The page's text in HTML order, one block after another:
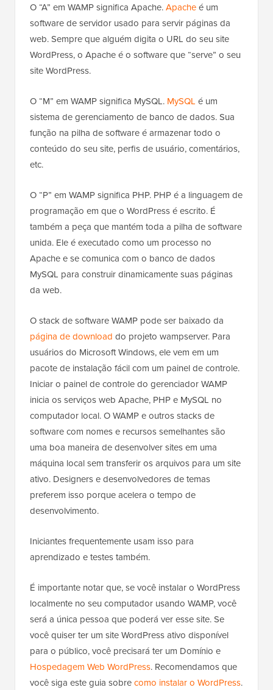
O “A” em WAMP significa Apache.Apacheé um
software de servidor usado para servir páginas da
web. Sempre que alguém digita o URL do seu site
WordPress, o Apache é o software que “serve” o seu
site WordPress.
O “M” em WAMP significa MySQL. MySQL é um
sistema de gerenciamento de banco de dados. Sua
função na pilha de software é armazenar todo o
conteúdo do seu site, perfis de usuário, comentários,
etc.
O “P” em WAMP significa PHP. PHP é a linguagem de
programação em que o WordPress é escrito. É
também a peça que mantém toda a pilha de software
unida. Ele é executado como um processo no
Apache e se comunica com o banco de dados
MySQL para construir dinamicamente suas páginas
da web.
O stack de software WAMP pode ser baixado da
página de download do projeto wampserver. Para
usuários do Microsoft Windows, ele vem em um
pacote de instalação fácil com um painel de controle.
Iniciar o painel de controle do gerenciador WAMP
inicia os serviços web Apache, PHP e MySQL no
computador local. O WAMP e outros stacks de
software com nomes e recursos semelhantes são
uma boa maneira de desenvolver sites em uma
máquina local sem transferir os arquivos para um site
ativo. Designers e desenvolvedores de temas
preferem isso porque acelera o tempo de
desenvolvimento.
Iniciantes frequentemente usam isso para
aprendizado e testes também.
É importante notar que, se você instalar o WordPress
localmente no seu computador usando WAMP, você
será a única pessoa que poderá ver esse site. Se
você quiser ter um site WordPress ativo disponível
para o público, você precisará ter um Domínio e
Hospedagem Web WordPress. Recomendamos que
você siga este guia sobrecomo instalar o WordPress.